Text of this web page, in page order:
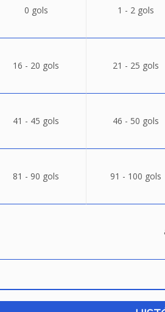
0 gols 1 - 2 gols
16 - 20 gols 21 - 25 gols
41 - 45 gols 46 - 50 gols
81 - 90 gols 91 - 100 gols